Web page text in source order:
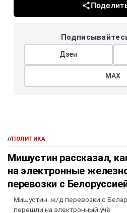
Дзен
МАХ
//ПОЛИТИКА
Мишустин рассказал,
на электронные
перевозки с
Мишустин: ж/д перевозки с
перешли на электронный учё